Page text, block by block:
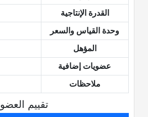
القدرة الإنتاجية
وحدة القياس والسعر
المؤهل
عضويات إضافية
ملاحظات
تقييم العضو